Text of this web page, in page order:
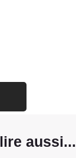
aussi...